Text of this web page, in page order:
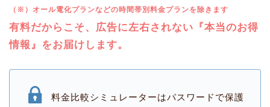
（※）オール電化プランなどの時間帯別料金プランを除きます
有料だからこそ、広告に左右されない『本当のお得
情報』をお届けします。
料金比較シミュレーターはパスワードで保護